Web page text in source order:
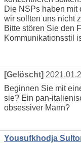
Die NSPs haben mit
wir sollten uns nicht
Bitte stören Sie den
Kommunikationsstil
[Gelöscht]
Beginnen Sie mit
sie? Ein pan-
obsessiver Mann?
Yousufkhodja